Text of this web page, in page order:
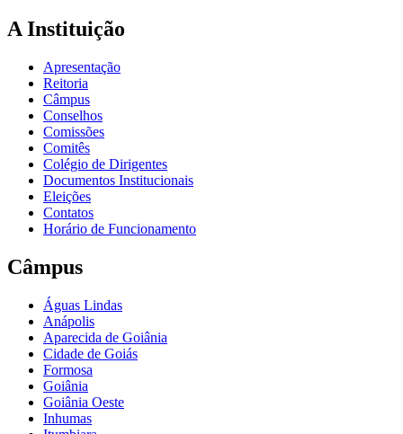
A Instituição
Apresentação
Reitoria
Câmpus
Conselhos
Comissões
Comitês
Colégio de Dirigentes
Documentos Institucionais
Eleições
Contatos
Horário de Funcionamento
Câmpus
Águas Lindas
Anápolis
Aparecida de Goiânia
Cidade de Goiás
Formosa
Goiânia
Goiânia Oeste
Inhumas